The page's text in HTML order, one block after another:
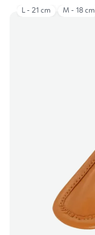
L - 21 cm M - 18 cm